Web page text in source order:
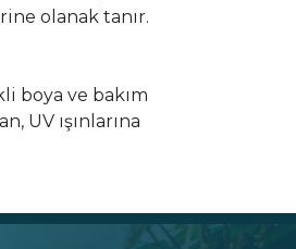
olanak tanır.
boya ve bakım
UV ışınlarına